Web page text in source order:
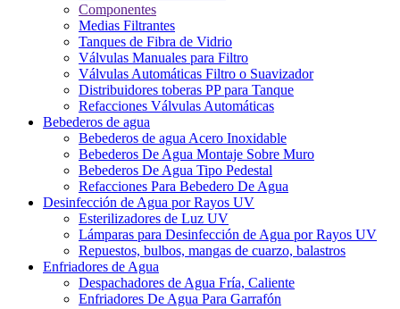
Componentes
Medias Filtrantes
Tanques de Fibra de Vidrio
Válvulas Manuales para Filtro
Válvulas Automáticas Filtro o Suavizador
Distribuidores toberas PP para Tanque
Refacciones Válvulas Automáticas
Bebederos de agua
Bebederos de agua Acero Inoxidable
Bebederos De Agua Montaje Sobre Muro
Bebederos De Agua Tipo Pedestal
Refacciones Para Bebedero De Agua
Desinfección de Agua por Rayos UV
Esterilizadores de Luz UV
Lámparas para Desinfección de Agua por Rayos UV
Repuestos, bulbos, mangas de cuarzo, balastros
Enfriadores de Agua
Despachadores de Agua Fría, Caliente
Enfriadores De Agua Para Garrafón